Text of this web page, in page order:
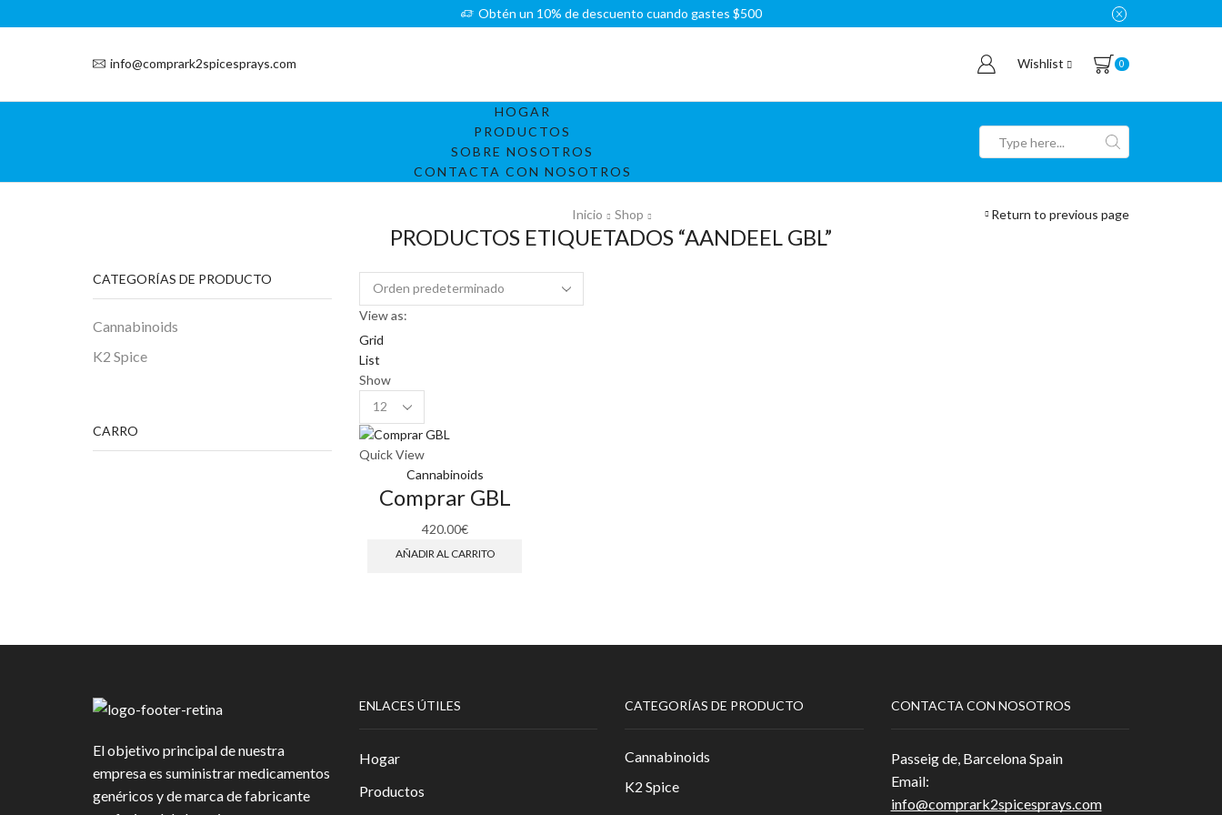
Obtén un 10% de descuento cuando gastes $500
info@comprark2spicesprays.com Wishlist 0
HOGAR
PRODUCTOS
SOBRE NOSOTROS
CONTACTA CON NOSOTROS
Search
Inicio Shop
PRODUCTOS ETIQUETADOS “AANDEEL GBL”
Return to previous page
View as:
Grid
List
Show
Products
per
page
Quick View
Cannabinoids
Comprar GBL
420.00€
AÑADIR AL CARRITO
CATEGORÍAS DE PRODUCTO
Cannabinoids
K2 Spice
CARRO
El objetivo principal de nuestra
empresa es suministrar medicamentos
genéricos y de marca de fabricante
ENLACES ÚTILES
Hogar
Productos
CATEGORÍAS DE PRODUCTO
Cannabinoids
K2 Spice
CONTACTA CON NOSOTROS
Passeig de, Barcelona Spain
Email:
info@comprark2spicesprays.com